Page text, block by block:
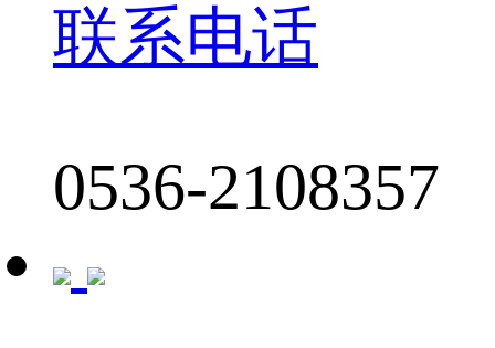
联系电话
0536-2108357